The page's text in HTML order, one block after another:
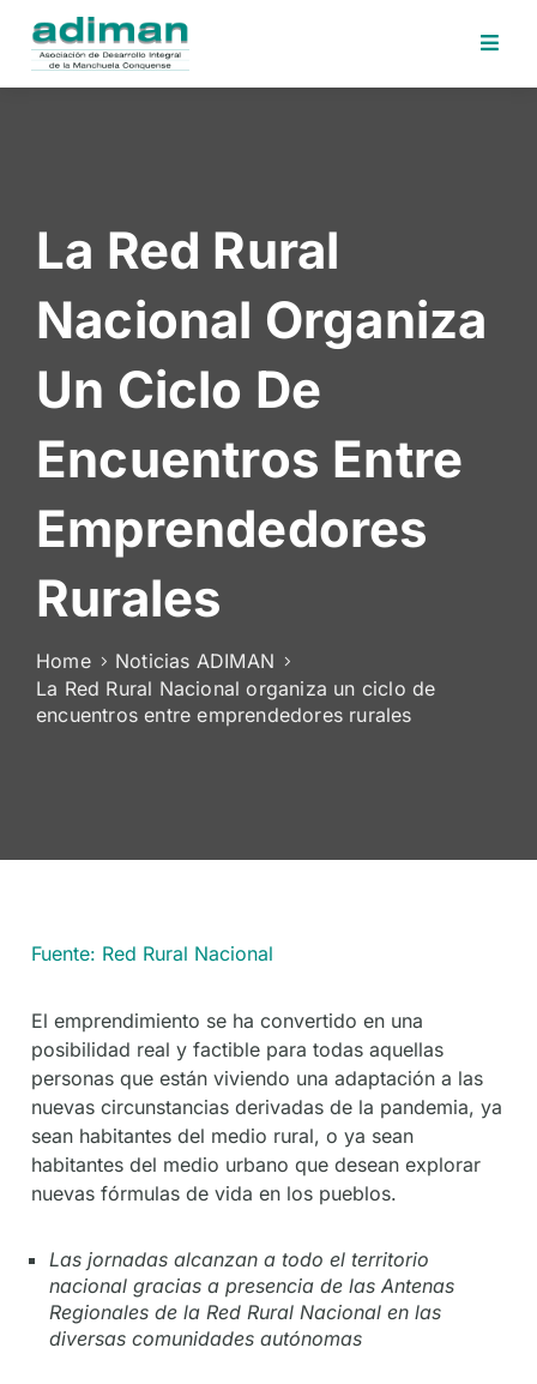
Desafios
Electrónica
Contratante
Noticias
Contacto
Area
Socios
La Red Rural
Nacional Organiza
Un Ciclo De
Encuentros Entre
Emprendedores
Rurales
Home
Noticias ADIMAN
La Red Rural Nacional organiza un ciclo de
encuentros entre emprendedores rurales
Fuente: Red Rural Nacional
El emprendimiento se ha convertido en una
posibilidad real y factible para todas aquellas
personas que están viviendo una adaptación a las
nuevas circunstancias derivadas de la pandemia, ya
sean habitantes del medio rural, o ya sean
habitantes del medio urbano que desean explorar
nuevas fórmulas de vida en los pueblos.
Las jornadas alcanzan a todo el territorio
nacional gracias a presencia de las Antenas
Regionales de la Red Rural Nacional en las
diversas comunidades autónomas